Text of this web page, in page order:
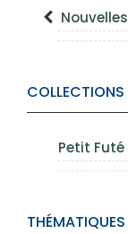
COLLECTIONS
Petit
THÉMATIQUES